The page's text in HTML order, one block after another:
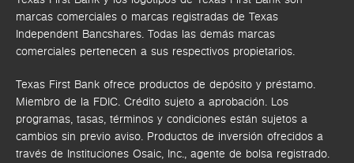
marcas comerciales o marcas registradas de Texas
Independent Bancshares. Todas las demás marcas
comerciales pertenecen a sus respectivos propietarios.
Texas First Bank ofrece productos de depósito y préstamo.
Miembro de la FDIC. Crédito sujeto a aprobación. Los
programas, tasas, términos y condiciones están sujetos a
cambios sin previo aviso. Productos de inversión ofrecidos a
través de Instituciones Osaic, Inc., agente de bolsa registrado.